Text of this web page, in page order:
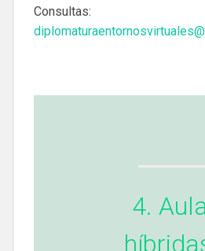
Consultas:
4.